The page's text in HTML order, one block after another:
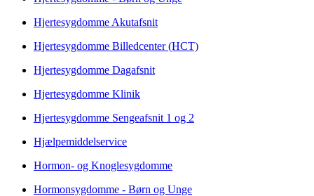
Hjertesygdomme Akutafsnit
Hjertesygdomme Billedcenter (HCT)
Hjertesygdomme Dagafsnit
Hjertesygdomme Klinik
Hjertesygdomme Sengeafsnit 1 og 2
Hjælpemiddelservice
Hormon- og Knoglesygdomme
Hormonsygdomme - Børn og Unge